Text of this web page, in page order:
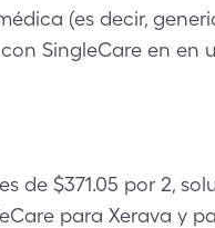
(es decir,
SingleCare en en
de $371.05 por 2,
para Xerava y